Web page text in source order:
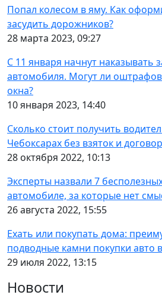
Попал колесом в яму. Как
засудить дорожников?
28 марта 2023, 09:27
С 11 января начнут наказывать
автомобиля. Могут ли
окна?
10 января 2023, 14:40
Сколько стоит получить
Чебоксарах без взяток и
28 октября 2022, 10:13
Эксперты назвали 7
автомобиле, за которые нет
26 августа 2022, 15:55
Ехать или покупать дома:
подводные камни покупки авто
29 июля 2022, 13:15
Новости